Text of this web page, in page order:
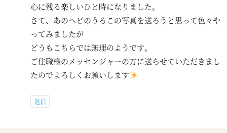
心に残る楽しいひと時になりました。
さて、あのヘビのうろこの写真を送ろうと思って色々や
ってみましたが
どうもこちらでは無理のようです。
ご住職様のメッセンジャーの方に送らせていただきまし
たのでよろしくお願いします
返信